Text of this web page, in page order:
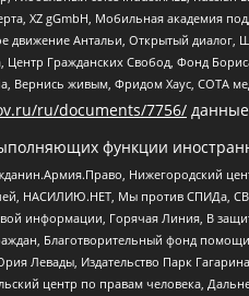
XZ gGmbH, Мобильная академия
движение Антальи, Открытый
Гражданских Свобод, Фонд
Вернись живым, Фридом Хаус, СОТА
ru/documents/7756/
функции
Нижегородский
НАСИЛИЮ.НЕТ, Мы против СПИДа,
информации, Горячая Линия, В
Благотворительный фонд
Левады, Издательство Парк
центр по правам человека,